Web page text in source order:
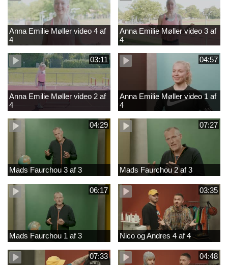
Anna Emilie Møller video 4 af
4
Anna Emilie Møller video 3 af
4
03:11
Anna Emilie Møller video 2 af
4
04:57
Anna Emilie Møller video 1 af
4
04:29
Mads Faurchou 3 af 3
07:27
Mads Faurchou 2 af 3
06:17
Mads Faurchou 1 af 3
03:35
Nico og Andres 4 af 4
07:33 04:48